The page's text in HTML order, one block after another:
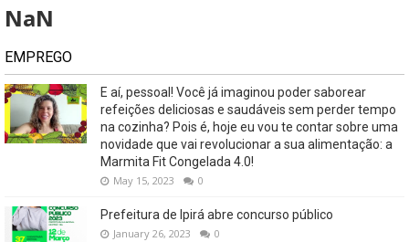
NaN
EMPREGO
E aí, pessoal! Você já imaginou poder saborear
refeições deliciosas e saudáveis ​​sem perder tempo
na cozinha? Pois é, hoje eu vou te contar sobre uma
novidade que vai revolucionar a sua alimentação: a
Marmita Fit Congelada 4.0!
May 15, 2023 0
Prefeitura de Ipirá abre concurso público
January 26, 2023 0